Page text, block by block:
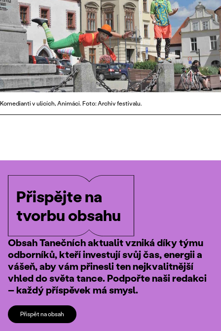
Komedianti v ulicích, Animáci. Foto: Archiv festivalu.
Přispějte na
tvorbu obsahu
Obsah Tanečních aktualit vzniká díky týmu
odborníků, kteří investují svůj čas, energii a
vášeň, aby vám přinesli ten nejkvalitnější
vhled do světa tance. Podpořte naši redakci
– každý příspěvek má smysl.
Přispět na obsah